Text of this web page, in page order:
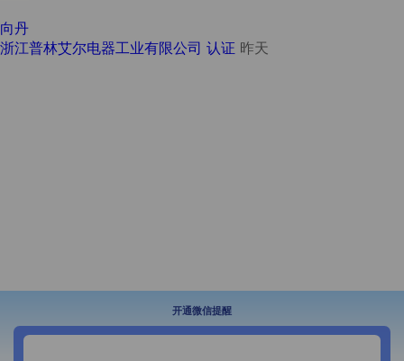
向丹
浙江普林艾尔电器工业有限公司 认证 昨天
开通微信提醒